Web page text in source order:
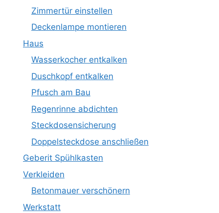
Zimmertür einstellen
Deckenlampe montieren
Haus
Wasserkocher entkalken
Duschkopf entkalken
Pfusch am Bau
Regenrinne abdichten
Steckdosensicherung
Doppelsteckdose anschließen
Geberit Spühlkasten
Verkleiden
Betonmauer verschönern
Werkstatt